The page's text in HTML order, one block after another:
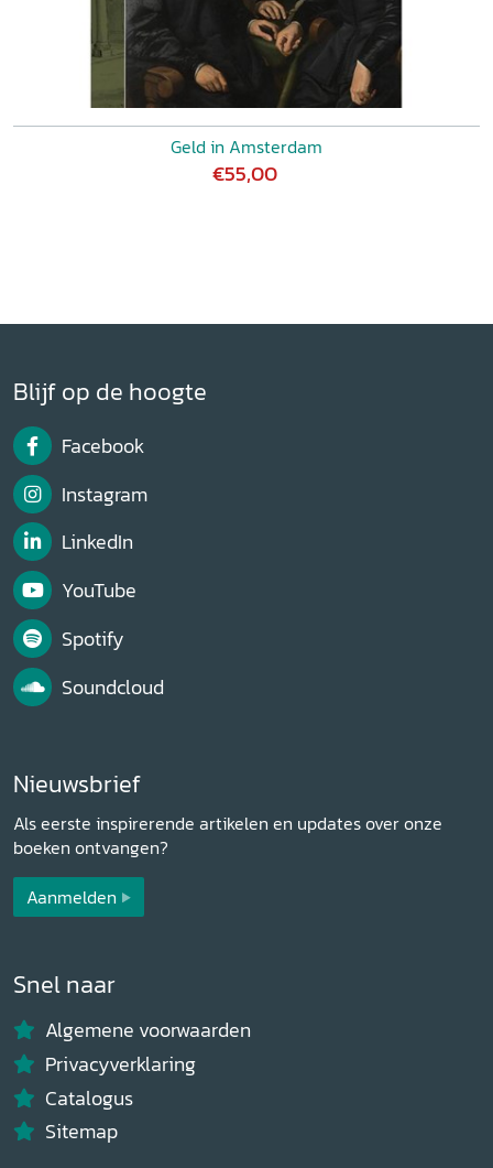
Geld in Amsterdam
€55,00
Blijf op de hoogte
Facebook
Instagram
LinkedIn
YouTube
Spotify
Soundcloud
Nieuwsbrief
Als eerste inspirerende artikelen en updates over onze
boeken ontvangen?
Aanmelden
Snel naar
Algemene voorwaarden
Privacyverklaring
Catalogus
Sitemap